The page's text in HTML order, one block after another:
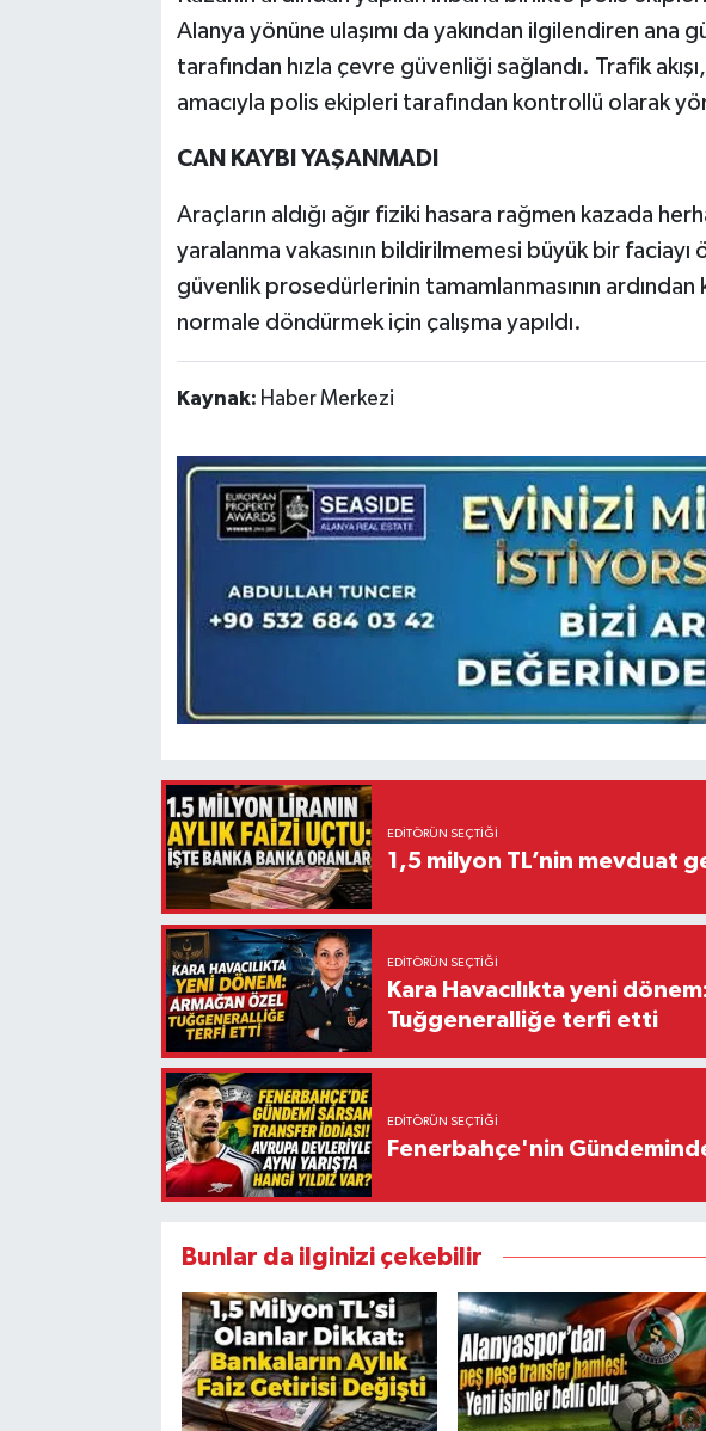
Alanya yönüne ulaşımı da yakından ilgilendiren
tarafından hızla çevre güvenliği sağlandı. Trafik
amacıyla polis ekipleri tarafından kontrollü olarak
CAN KAYBI YAŞANMADI
Araçların aldığı ağır fiziki hasara rağmen kazada
yaralanma vakasının bildirilmemesi büyük bir
güvenlik prosedürlerinin tamamlanmasının ardından
normale döndürmek için çalışma yapıldı.
Kaynak: Haber Merkezi
EDITÖRÜN SEÇTIĞI
1,5 milyon TL’nin mevduat
EDITÖRÜN SEÇTIĞI
Kara Havacılıkta yeni
Tuğgeneralliğe terfi etti
EDITÖRÜN SEÇTIĞI
Fenerbahçe'nin
Bunlar da ilginizi çekebilir